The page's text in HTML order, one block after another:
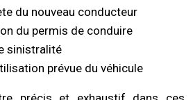
du nouveau conducteur
du permis de conduire
sinistralité
prévue du véhicule